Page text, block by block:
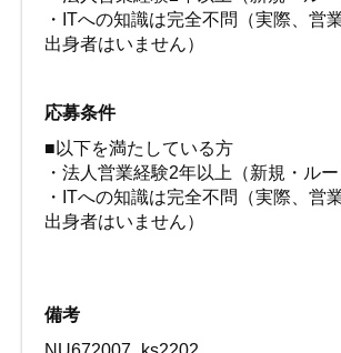
・ITへの知識は完全不問（実際、営
出身者はいません）
応募条件
■以下を満たしている方
・法人営業経験2年以上（新規・ルー
・ITへの知識は完全不問（実際、営
出身者はいません）
備考